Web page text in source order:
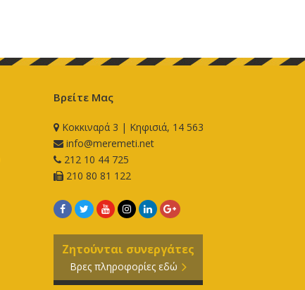
Βρείτε Μας
Κοκκιναρά 3 | Κηφισιά, 14 563
info@meremeti.net
212 10 44 725
210 80 81 122
Ζητούνται συνεργάτες
Βρες πληροφορίες εδώ